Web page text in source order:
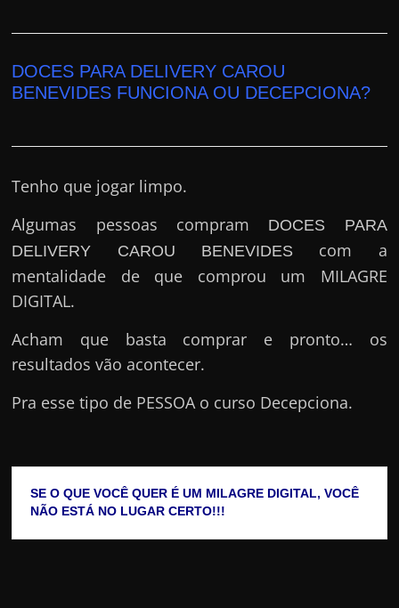
DOCES PARA DELIVERY CAROU
BENEVIDES FUNCIONA OU DECEPCIONA?
Tenho que jogar limpo.
Algumas pessoas compram
DOCES PARA
DELIVERY CAROU BENEVIDES com a
mentalidade de que comprou um MILAGRE
DIGITAL.
Acham que basta comprar e pronto… os
resultados vão acontecer.
Pra esse tipo de PESSOA o curso Decepciona.
SE O QUE VOCÊ QUER É UM MILAGRE DIGITAL, VOCÊ
NÃO ESTÁ NO LUGAR CERTO!!!